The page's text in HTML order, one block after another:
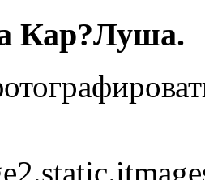
Кар?Луша.